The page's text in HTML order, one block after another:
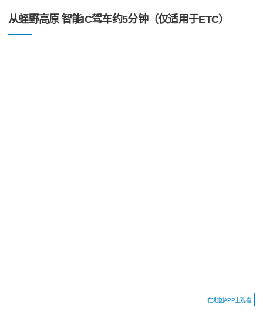
从蛭野高原 智能IC驾车约5分钟（仅适用于ETC）
在地图APP上观看